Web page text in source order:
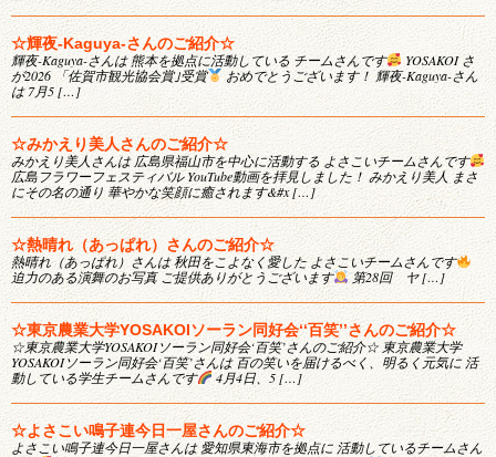
☆輝夜-Kaguya-さんのご紹介☆
輝夜-Kaguya-さんは 熊本を拠点に活動している チームさんです
YOSAKOI さ
が2026 「佐賀市観光協会賞｣受賞
おめでとうございます！ 輝夜-Kaguya-さん
は 7月5 […]
☆みかえり美人さんのご紹介☆
みかえり美人さんは 広島県福山市を中心に活動する よさこいチームさんです
広島フラワーフェスティバル YouTube動画を拝見しました！ みかえり美人 まさ
にその名の通り 華やかな笑顔に癒されます&#x […]
☆熱晴れ（あっぱれ）さんのご紹介☆
熱晴れ（あっぱれ）さんは 秋田をこよなく愛した よさこいチームさんです
迫力のある演舞のお写真 ご提供ありがとうございます
第28回 ヤ […]
☆東京農業大学YOSAKOIソーラン同好会‘‘百笑’’さんのご紹介☆
☆東京農業大学YOSAKOIソーラン同好会‘百笑’さんのご紹介☆ 東京農業大学
YOSAKOIソーラン同好会‘百笑’さんは 百の笑いを届けるべく、明るく元気に 活
動している学生チームさんです
4月4日、5 […]
☆よさこい鳴子連今日一屋さんのご紹介☆
よさこい鳴子連今日一屋さんは 愛知県東海市を拠点に 活動しているチームさん